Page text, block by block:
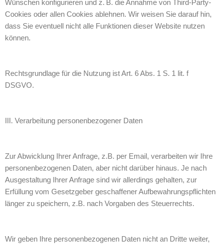
Wünschen konfigurieren und z. B. die Annahme von Third-Party-
Cookies oder allen Cookies ablehnen. Wir weisen Sie darauf hin,
dass Sie eventuell nicht alle Funktionen dieser Website nutzen
können.
Rechtsgrundlage für die Nutzung ist Art. 6 Abs. 1 S. 1 lit. f
DSGVO.
III. Verarbeitung personenbezogener Daten
Zur Abwicklung Ihrer Anfrage, z.B. per Email, verarbeiten wir Ihre
personenbezogenen Daten, aber nicht darüber hinaus. Je nach
Ausgestaltung Ihrer Anfrage sind wir allerdings gehalten, zur
Erfüllung vom Gesetzgeber geschaffener Aufbewahrungspflichten
länger zu speichern, z.B. nach Vorgaben des Steuerrechts.
Wir geben Ihre personenbezogenen Daten nicht an Dritte weiter,